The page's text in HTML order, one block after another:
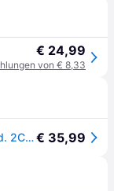
€ 24,99
von € 8,33
ABBA-The Singles:The First Fifty Years (Ltd. 2CD)€ 35,99